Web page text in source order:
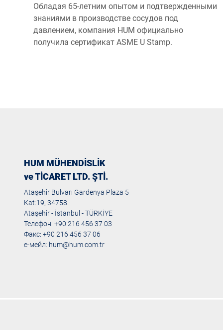
Обладая 65-летним опытом и подтвержденными
знаниями в производстве сосудов под
давлением, компания HUM официально
получила сертификат ASME U Stamp.
HUM MÜHENDİSLİK
ve TİCARET LTD. ŞTİ.
Ataşehir Bulvarı Gardenya Plaza 5
Kat:19, 34758.
Ataşehir - İstanbul - TÜRKİYE
Телефон: +90 216 456 37 03
Факс: +90 216 456 37 06
е-мейл: hum@hum.com.tr